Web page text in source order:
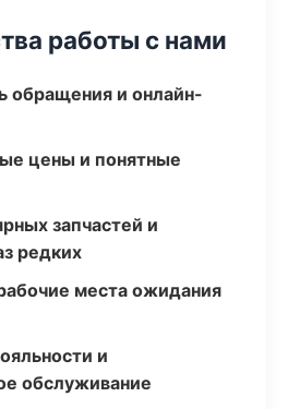
работы с нами
обращения и онлайн-
цены и понятные
запчастей и
редких
места ожидания
и
обслуживание